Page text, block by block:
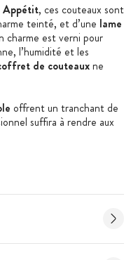
Appétit, ces couteaux sont
teinté, et d’une lame
charme est verni pour
l’humidité et les
de couteauxne
offrent un tranchant de
suffira à rendre aux